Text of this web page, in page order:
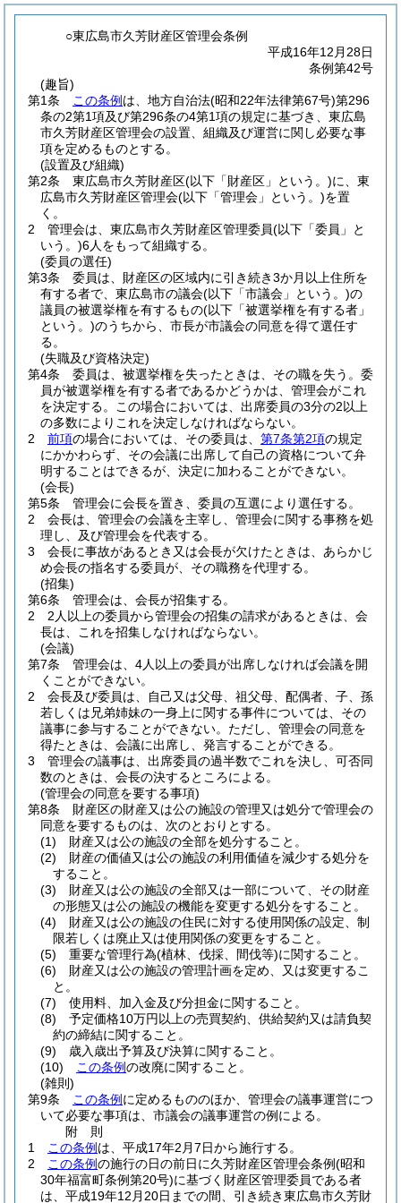
○東広島市久芳財産区管理会条例
平成16年12月28日
条例第42号
(趣旨)
第1条
この条例 は、地方自治法(昭和22年法律第67号)第296
条の2第1項及び第296条の4第1項の規定に基づき、東広島
市久芳財産区管理会の設置、組織及び運営に関し必要な事
項を定めるものとする。
(設置及び組織)
第2条
東広島市久芳財産区(以下「財産区」という。)に、東
広島市久芳財産区管理会(以下「管理会」という。)を置
く。
2
管理会は、東広島市久芳財産区管理委員(以下「委員」と
いう。)6人をもって組織する。
(委員の選任)
第3条
委員は、財産区の区域内に引き続き3か月以上住所を
有する者で、東広島市の議会(以下「市議会」という。)の
議員の被選挙権を有するもの(以下「被選挙権を有する者」
という。)のうちから、市長が市議会の同意を得て選任す
る。
(失職及び資格決定)
第4条
委員は、被選挙権を失ったときは、その職を失う。 委
員が被選挙権を有する者であるかどうかは、管理会がこれ
を決定する。
この場合においては、出席委員の3分の2以上
の多数によりこれを決定しなければならない。
2
前項の場合においては、その委員は、 第7条第2項の規定
にかかわらず、その会議に出席して自己の資格について弁
明することはできるが、決定に加わることができない。
(会長)
第5条
管理会に会長を置き、委員の互選により選任する。
2
会長は、管理会の会議を主宰し、管理会に関する事務を処
理し、及び管理会を代表する。
3
会長に事故があるとき又は会長が欠けたときは、あらかじ
め会長の指名する委員が、その職務を代理する。
(招集)
第6条
管理会は、会長が招集する。
2
2人以上の委員から管理会の招集の請求があるときは、会
長は、これを招集しなければならない。
(会議)
第7条
管理会は、4人以上の委員が出席しなければ会議を開
くことができない。
2
会長及び委員は、自己又は父母、祖父母、配偶者、子、孫
若しくは兄弟姉妹の一身上に関する事件については、その
議事に参与することができない。 ただし、管理会の同意を
得たときは、会議に出席し、発言することができる。
3
管理会の議事は、出席委員の過半数でこれを決し、可否同
数のときは、会長の決するところによる。
(管理会の同意を要する事項)
第8条
財産区の財産又は公の施設の管理又は処分で管理会の
同意を要するものは、次のとおりとする。
(1)
財産又は公の施設の全部を処分すること。
(2)
財産の価値又は公の施設の利用価値を減少する処分を
すること。
(3)
財産又は公の施設の全部又は一部について、その財産
の形態又は公の施設の機能を変更する処分をすること。
(4)
財産又は公の施設の住民に対する使用関係の設定、制
限若しくは廃止又は使用関係の変更をすること。
(5)
重要な管理行為(植林、伐採、間伐等)に関すること。
(6)
財産又は公の施設の管理計画を定め、又は変更するこ
と。
(7)
使用料、加入金及び分担金に関すること。
(8)
予定価格10万円以上の売買契約、供給契約又は請負契
約の締結に関すること。
(9)
歳入歳出予算及び決算に関すること。
(10)
この条例の改廃に関すること。
(雑則)
第9条
この条例 に定めるもののほか、管理会の議事運営につ
いて必要な事項は、市議会の議事運営の例による。
附 則
1
この条例 は、平成17年2月7日から施行する。
2
この条例の施行の日の前日に久芳財産区管理会条例(昭和
30年福富町条例第20号)に基づく財産区管理委員である者
は、平成19年12月20日までの間、引き続き東広島市久芳財